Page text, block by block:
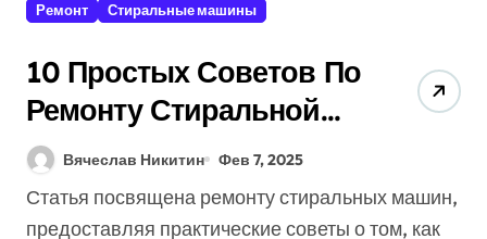
Ремонт Стиральные машины
10 Простых Советов По
Ремонту Стиральной
Машины (Как
Сэкономить На Услугах)
Вячеслав Никитин Фев 7, 2025
Статья посвящена ремонту стиральных машин,
предоставляя практические советы о том, как